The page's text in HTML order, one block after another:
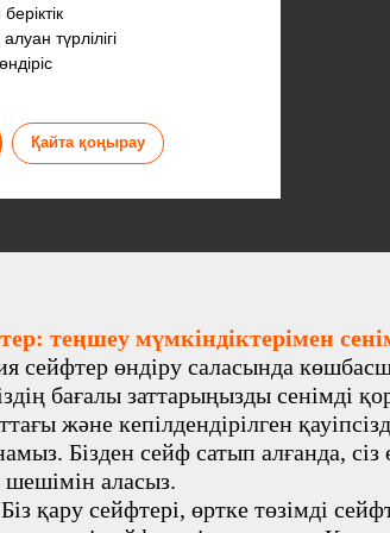
түрлілігі
Қайта қоңырау
теңшеу мүмкіндіктерімен
сейфтер өндіру саласында
бағалы заттарыңызды сенімді
және кепілдендірілген
Бізден сейф сатып алғанда, сіз
шешімін аласыз.
қару сейфтері, өртке төзімді